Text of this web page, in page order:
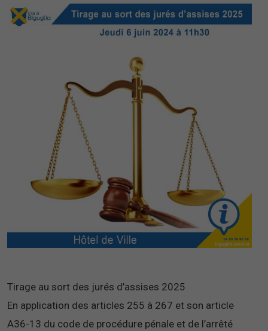
Tirage au sort des jurés d’assises 2025
En application des articles 255 à 267 et son article
A36-13 du code de procédure pénale et de l’arrêté